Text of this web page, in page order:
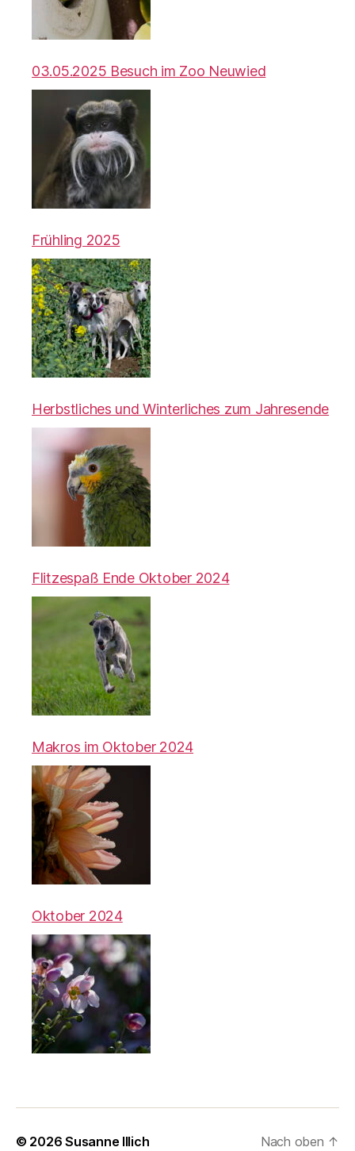
03.05.2025 Besuch im Zoo Neuwied
Frühling 2025
Herbstliches und Winterliches zum Jahresende
Flitzespaß Ende Oktober 2024
Makros im Oktober 2024
Oktober 2024
© 2026Susanne Illich Nach oben ↑